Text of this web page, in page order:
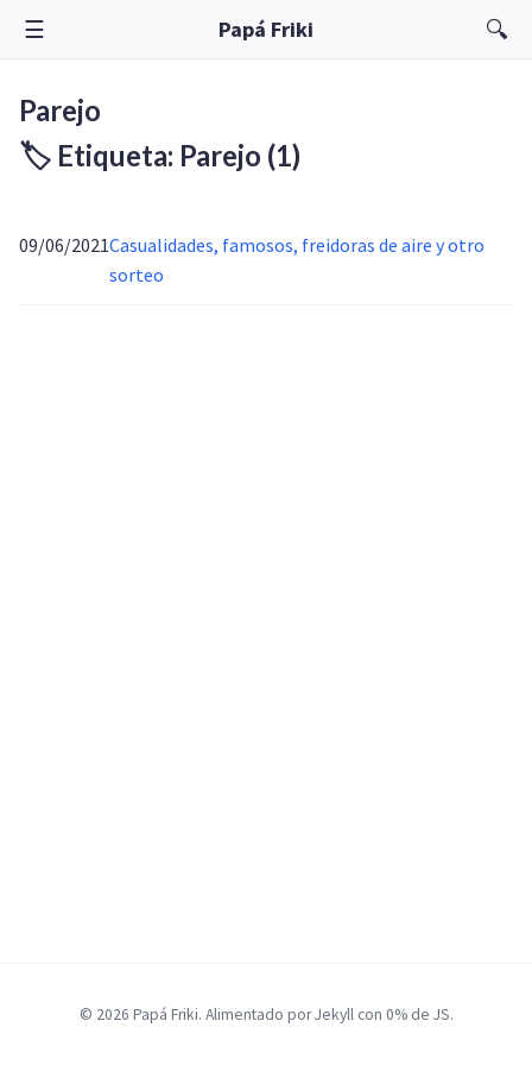
☰ Papá Friki 🔍
Parejo
🏷️ Etiqueta: Parejo (1)
09/06/2021Casualidades, famosos, freidoras de aire y otro
sorteo
© 2026 Papá Friki. Alimentado por Jekyll con 0% de JS.